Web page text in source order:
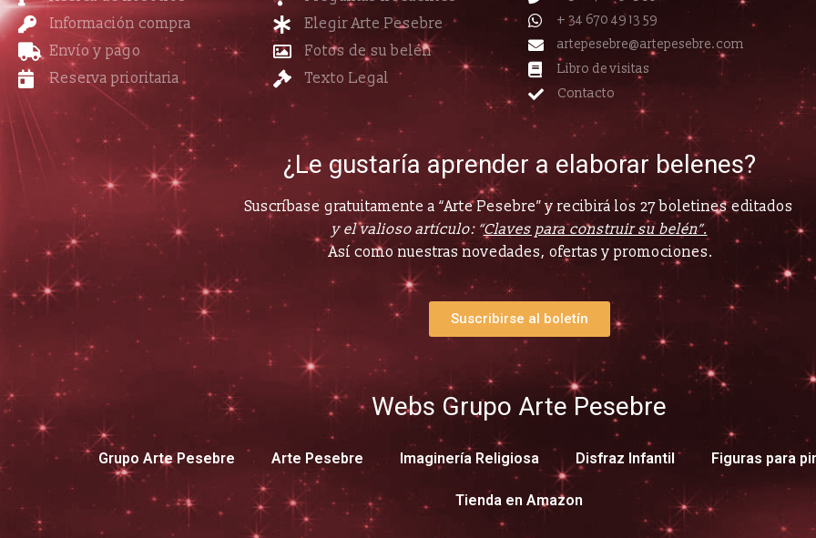
Información compra
Envío y pago
Reserva prioritaria
Elegir Arte Pesebre
Fotos de su belén
Texto Legal
+ 34 670 49 13 59
artepesebre@artepesebre.com
Libro de visitas
Contacto
¿Le gustaría aprender a elaborar belenes?
Suscríbase gratuitamente a “Arte Pesebre” y recibirá los 27 boletines editados
y el valioso artículo: “Claves para construir su belén”.
Así como nuestras novedades, ofertas y promociones.
Suscribirse al boletín
Webs Grupo Arte Pesebre
Grupo Arte Pesebre Arte Pesebre Imaginería Religiosa Disfraz Infantil Figuras para
Tienda en Amazon